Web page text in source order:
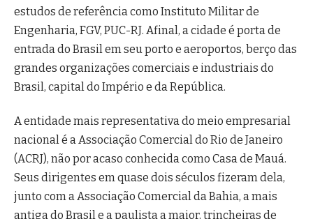
estudos de referência como Instituto Militar de
Engenharia, FGV, PUC-RJ. Afinal, a cidade é porta de
entrada do Brasil em seu porto e aeroportos, berço das
grandes organizações comerciais e industriais do
Brasil, capital do Império e da República.
A entidade mais representativa do meio empresarial
nacional é a Associação Comercial do Rio de Janeiro
(ACRJ), não por acaso conhecida como Casa de Mauá.
Seus dirigentes em quase dois séculos fizeram dela,
junto com a Associação Comercial da Bahia, a mais
antiga do Brasil e a paulista a maior, trincheiras de